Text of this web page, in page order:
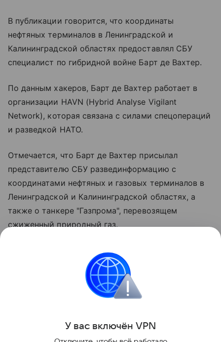
В публикации говорится, что координаты
нефтяных терминалов в Ленинградской и
Калининградской областях предоставлял СБУ
специалист по гибридной войне Барт де Вахтер.
По данным хакеров, Барт де Вахтер работает в
организации HAVN (Hybrid Analyse Vigilant
Network), которая связана с силами спецопераций
и разведкой НАТО.
Отмечается, что Барт де Вахтер присылал
представителю СБУ развединформацию с
координатами нефтяных и газовых терминалов в
Ленинградской и Калининградской областях, а
также о танкере "Газпрома", перевозящем
сжиженный природный газ.
"Мы документально подтверждаем то, что НАТО
принимает прямое участие в ударах по
территории России", - приводит агентство
Поделиться
У вас включён VPN